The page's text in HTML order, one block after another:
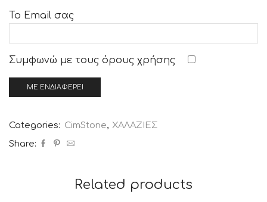
Το Email σας
Συμφωνώ με τους όρους χρήσης
Categories: CimStone, ΧΑΛΑΖΙΕΣ
Share:
Related products